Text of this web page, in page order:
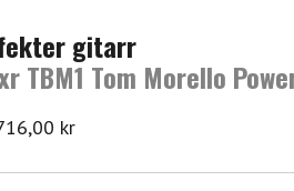
gitarr
TBM1 Tom Morello
kr